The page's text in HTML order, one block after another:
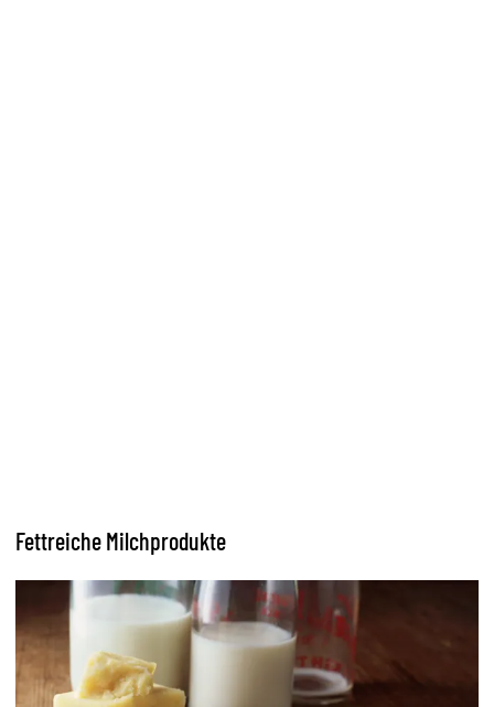
Fettreiche Milchprodukte